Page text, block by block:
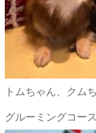
トムちゃん、クム
グルーミングコー